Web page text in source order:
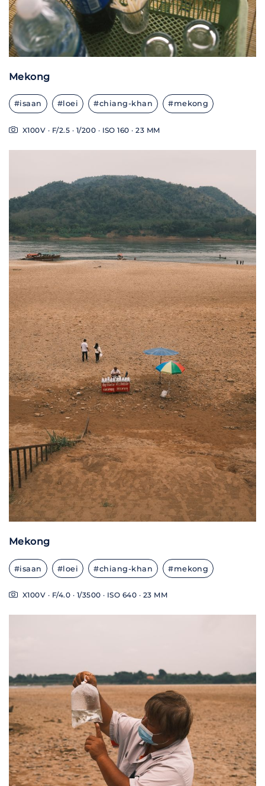
Mekong
#isaan #loei #chiang-khan #mekong
X100V · F/2.5 · 1/200 · ISO 160 · 23 MM
Mekong
#isaan #loei #chiang-khan #mekong
X100V · F/4.0 · 1/3500 · ISO 640 · 23 MM